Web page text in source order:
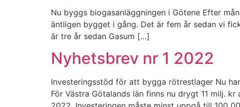
Nu byggs biogasanläggningen i Götene Efter
äntligen bygget i gång. Det är fem år sedan vi
är tre år sedan Gasum […]
Nyhetsbrev nr 1 2022
Investeringsstöd för att bygga rötrestlager Nu
För Västra Götalands län finns nu drygt 11 milj.